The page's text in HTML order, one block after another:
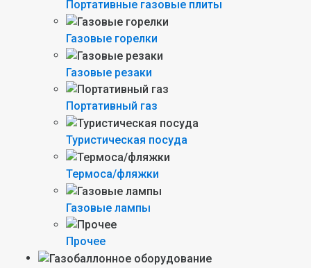
Портативные газовые плиты
Газовые горелки
Газовые резаки
Портативный газ
Туристическая посуда
Термоса/фляжки
Газовые лампы
Прочее